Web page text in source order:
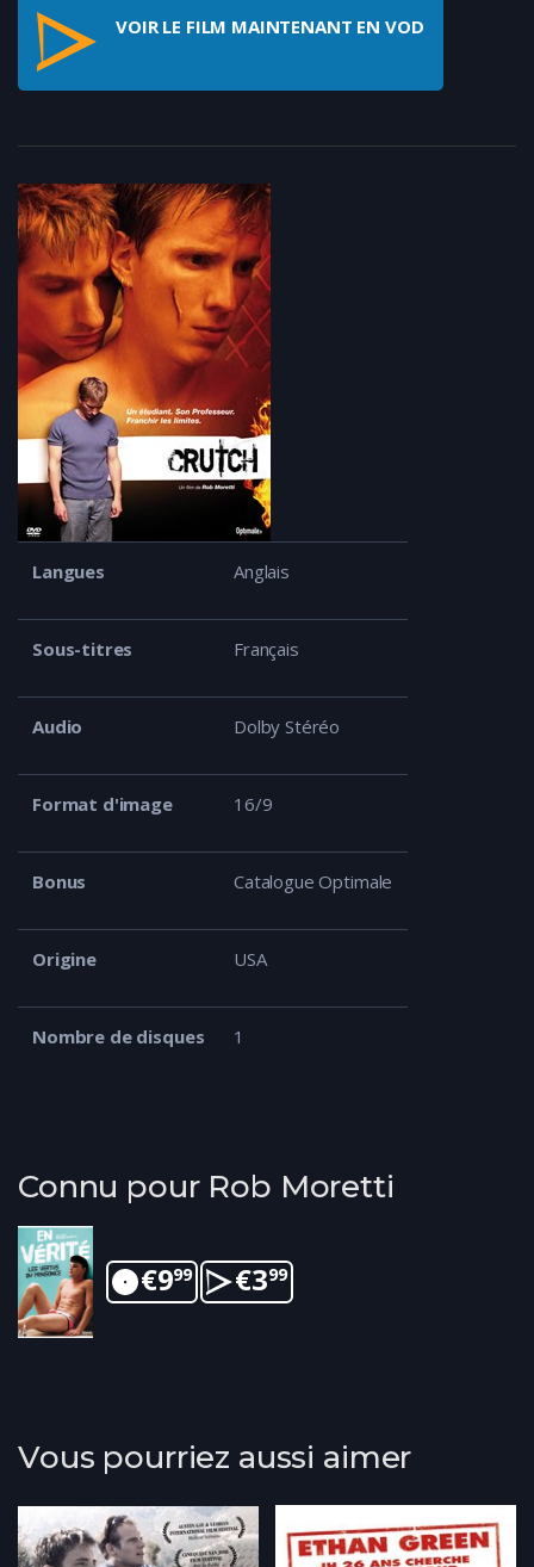
VOIR LE FILM MAINTENANT EN VOD
Langues Anglais
Sous-titres Français
Audio Dolby Stéréo
Format d'image 16/9
Bonus Catalogue Optimale
Origine USA
Nombre de disques 1
Connu pour Rob Moretti
€999 €399
Vous pourriez aussi aimer